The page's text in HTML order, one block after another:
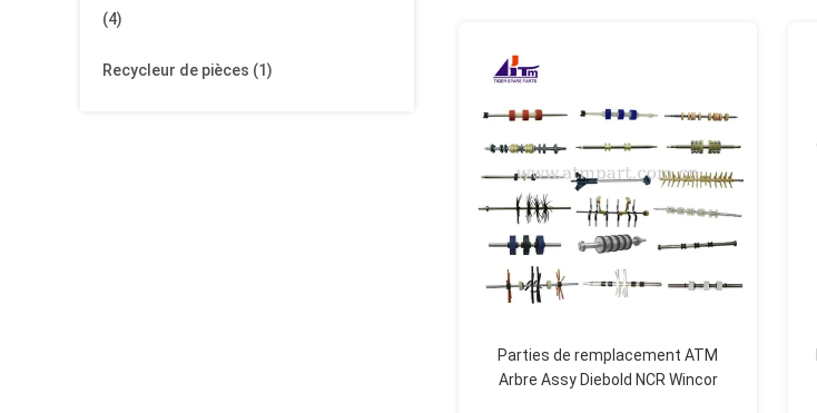
(4)
Recycleur de pièces (1)
Parties de remplacement ATM
Arbre Assy Diebold NCR Wincor